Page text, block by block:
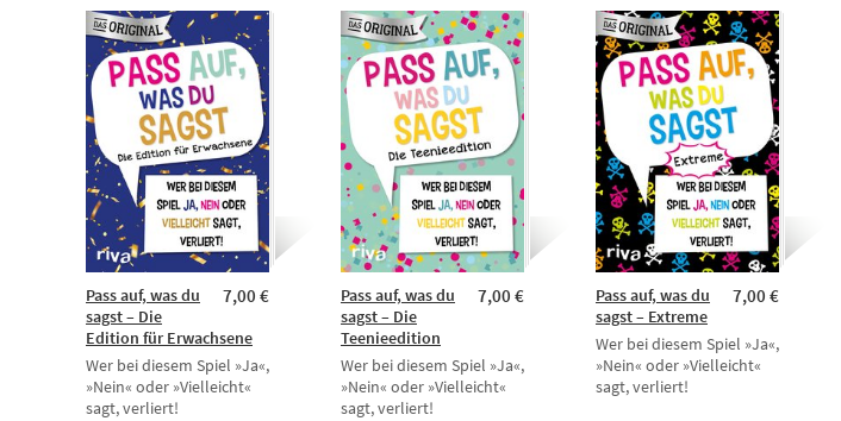
7,00 €
Pass auf, was du
sagst – Die
Edition für Erwachsene
Wer bei diesem Spiel »Ja«,
»Nein« oder »Vielleicht«
sagt, verliert!
7,00 €
Pass auf, was du
sagst – Die
Teenieedition
Wer bei diesem Spiel »Ja«,
»Nein« oder »Vielleicht«
sagt, verliert!
7,00 €
Pass auf, was du
sagst – Extreme
Wer bei diesem Spiel »Ja«,
»Nein« oder »Vielleicht«
sagt, verliert!